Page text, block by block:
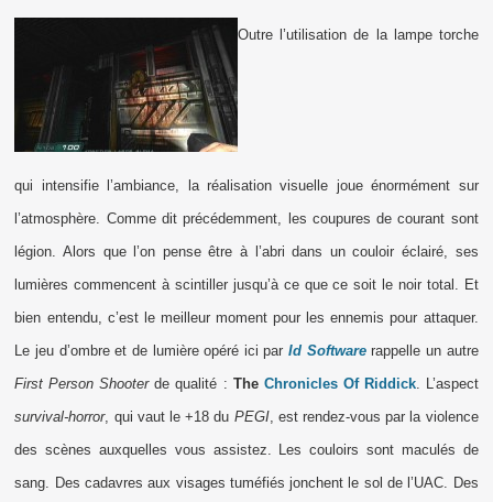
Outre l’utilisation de la lampe torche
qui intensifie l’ambiance, la réalisation visuelle joue énormément sur
l’atmosphère. Comme dit précédemment, les coupures de courant sont
légion. Alors que l’on pense être à l’abri dans un couloir éclairé, ses
lumières commencent à scintiller jusqu’à ce que ce soit le noir total. Et
bien entendu, c’est le meilleur moment pour les ennemis pour attaquer.
Le jeu d’ombre et de lumière opéré ici parId Softwarerappelle un autre
First Person Shooterde qualité : The Chronicles Of Riddick. L’aspect
survival-horror, qui vaut le +18 du PEGI, est rendez-vous par la violence
des scènes auxquelles vous assistez. Les couloirs sont maculés de
sang. Des cadavres aux visages tuméfiés jonchent le sol de l’UAC. Des